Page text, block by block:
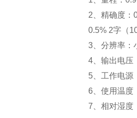
2 、精确度：
0.5% 2字（
3、分辨率：
4、输出电压
5、工作电源
6 、使用温度
7 、相对湿度